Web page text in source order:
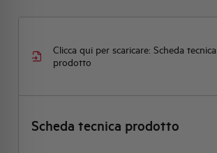
Clicca qui per
Disegno quotato